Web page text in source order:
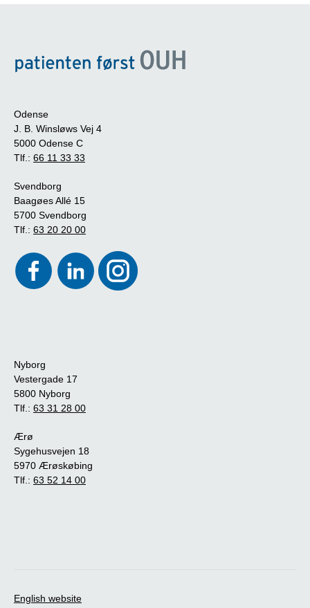
Odense
J. B. Winsløws Vej 4
5000 Odense C
Tlf.: 66 11 33 33
Svendborg
Baagøes Allé 15
5700 Svendborg
Tlf.: 63 20 20 00
Nyborg
Vestergade 17
5800 Nyborg
Tlf.: 63 31 28 00
Ærø
Sygehusvejen 18
5970 Ærøskøbing
Tlf.: 63 52 14 00
English website